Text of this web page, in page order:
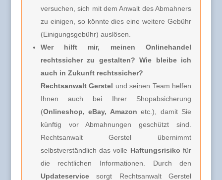
versuchen, sich mit dem Anwalt des Abmahners
zu einigen, so könnte dies eine weitere Gebühr
(Einigungsgebühr) auslösen.
Wer hilft mir, meinen Onlinehandel
rechtssicher zu gestalten? Wie bleibe ich
auch in Zukunft rechtssicher?
Rechtsanwalt Gerstel und seinen Team helfen
Ihnen auch bei Ihrer Shopabsicherung
(Onlineshop, eBay, Amazon etc.), damit Sie
künftig vor Abmahnungen geschützt sind.
Rechtsanwalt Gerstel übernimmt
selbstverständlich das volle Haftungsrisiko für
die rechtlichen Informationen. Durch den
Updateservicesorgt Rechtsanwalt Gerstel